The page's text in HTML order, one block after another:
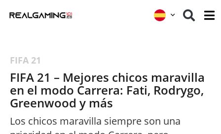
FIFA 21
FIFA 21 – Mejores chicos maravilla
en el modo Carrera: Fati, Rodrygo,
Greenwood y más
Los chicos maravilla siempre son una